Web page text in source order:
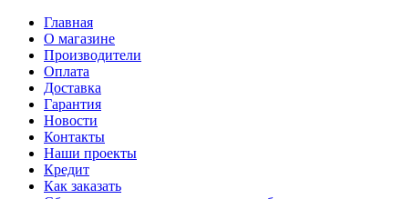
Главная
О магазине
Производители
Оплата
Доставка
Гарантия
Новости
Контакты
Наши проекты
Кредит
Как заказать